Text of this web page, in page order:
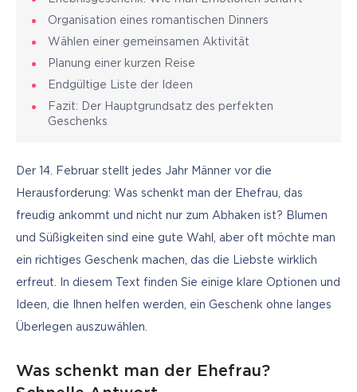
Organisation eines romantischen Dinners
Wählen einer gemeinsamen Aktivität
Planung einer kurzen Reise
Endgültige Liste der Ideen
Fazit: Der Hauptgrundsatz des perfekten
Geschenks
Der 14. Februar stellt jedes Jahr Männer vor die
Herausforderung: Was schenkt man der Ehefrau, das
freudig ankommt und nicht nur zum Abhaken ist? Blumen
und Süßigkeiten sind eine gute Wahl, aber oft möchte man
ein richtiges Geschenk machen, das die Liebste wirklich
erfreut. In diesem Text finden Sie einige klare Optionen und
Ideen, die Ihnen helfen werden, ein Geschenk ohne langes
Überlegen auszuwählen.
Was schenkt man der Ehefrau?